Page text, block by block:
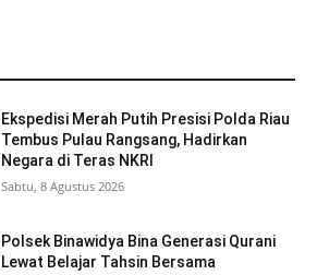
Ekspedisi Merah Putih Presisi Polda Riau
Tembus Pulau Rangsang, Hadirkan
Negara di Teras NKRI
Sabtu, 8 Agustus 2026
Polsek Binawidya Bina Generasi Qurani
Lewat Belajar Tahsin Bersama